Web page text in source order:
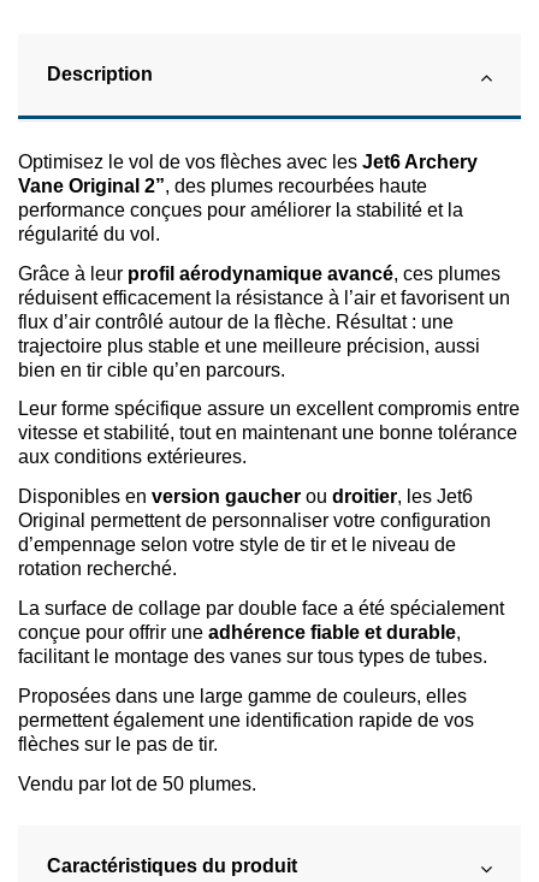
Description
Optimisez le vol de vos flèches avec les Jet6 Archery
Vane Original 2”, des plumes recourbées haute
performance conçues pour améliorer la stabilité et la
régularité du vol.
Grâce à leur profil aérodynamique avancé, ces plumes
réduisent efficacement la résistance à l’air et favorisent un
flux d’air contrôlé autour de la flèche. Résultat : une
trajectoire plus stable et une meilleure précision, aussi
bien en tir cible qu’en parcours.
Leur forme spécifique assure un excellent compromis entre
vitesse et stabilité, tout en maintenant une bonne tolérance
aux conditions extérieures.
Disponibles en version gaucher ou droitier, les Jet6
Original permettent de personnaliser votre configuration
d’empennage selon votre style de tir et le niveau de
rotation recherché.
La surface de collage par double face a été spécialement
conçue pour offrir une adhérence fiable et durable,
facilitant le montage des vanes sur tous types de tubes.
Proposées dans une large gamme de couleurs, elles
permettent également une identification rapide de vos
flèches sur le pas de tir.
Vendu par lot de 50 plumes.
Caractéristiques du produit